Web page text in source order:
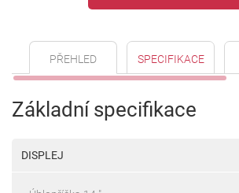
PŘEHLED SPECIFIKACE
Základní specifikace
DISPLEJ